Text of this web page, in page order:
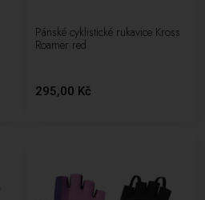
Pánské cyklistické rukavice Kross
Roamer red
295,00 Kč